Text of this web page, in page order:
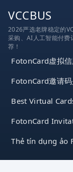
VCCBUS
2026严选老牌稳定的
采购、AI人工智能付费
荐！
FotonCard虚拟
FotonCard邀请
Best Virtual
FotonCard
Thẻ tín dụng ảo